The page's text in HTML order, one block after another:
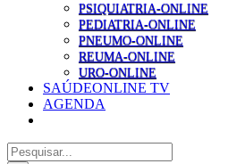
PSIQUIATRIA-ONLINE
PEDIATRIA-ONLINE
PNEUMO-ONLINE
REUMA-ONLINE
URO-ONLINE
SAÚDEONLINE TV
AGENDA
Pesquisar